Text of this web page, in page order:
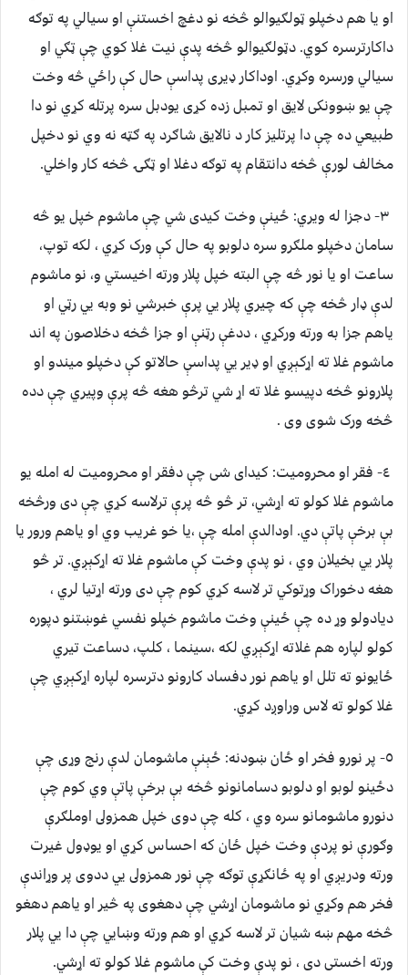
او يا هم دخپلو ټولګيوالو څخه نو دغچ اخستنې او سيالي په توګه
داکارترسره کوي. دټولګيوالو څخه پدې نيت غلا کوي چې ټګي او
سيالي ورسره وکړي. اوداکار ډيرى پداسې حال کې راځي څه وخت
چې يو ښوونکى لايق او تمبل زده کړى يودبل سره پرتله کړي نو دا
طبيعي ده چې دا پرتليز کار د نالايق شاګرد په ګټه نه وي نو دخپل
مخالف لورې څخه دانتقام په توګه دغلا او ټګۍ څخه کار واخلي.
٣- دجزا له ويري: ځينې وخت کيدى شي چې ماشوم خپل يو څه
سامان دخپلو ملګرو سره دلوبو په حال کې ورک کړي ، لکه توپ،
ساعت او يا نور څه چې البته خپل پلار ورته اخيستي و، نو ماشوم
لدې ډار څخه چې که چيري پلار يي پرې خبرشي نو وبه يي رټي او
ياهم جزا به ورته ورکړي ، ددغې رټنې او جزا څخه دخلاصون په اند
ماشوم غلا ته اړکېږي او ډير يي پداسې حالاتو کې دخپلو ميندو او
پلارونو څخه دپيسو غلا ته اړ شي ترڅو هغه څه پرې وپيري چې دده
څخه ورک شوى وى .
٤- فقر او محروميت: کيداى شى چې دفقر او محروميت له امله يو
ماشوم غلا کولو ته اړشي، تر څو څه پرې ترلاسه کړي چې دى ورڅخه
بې برخې پاتې دي. اودالدې امله چې ،يا خو غريب وي او ياهم ورور يا
پلار يي بخيلان وي ، نو پدې وخت کې ماشوم غلا ته اړکېږي. تر څو
هغه دخوراک وړتوکي تر لاسه کړي کوم چې دى ورته اړتيا لري ،
ديادولو وړ ده چې ځينې وخت ماشوم خپلو نفسي غوښتنو دپوره
کولو لپاره هم غلاته اړکېږي لکه ،سينما ، کلپ، دساعت تيري
ځايونو ته تلل او ياهم نور دفساد کارونو دترسره لپاره اړکېږي چې
غلا کولو ته لاس وراوږد کړي.
٥- پر نورو فخر او ځان ښودنه: ځېنې ماشومان لدې رنج وړى چې
دځينو لوبو او دلوبو دسامانونو څخه بې برخې پاتې وي کوم چې
دنورو ماشومانو سره وي ، کله چې دوى خپل همزولى اوملګرې
وګورې نو پردې وخت خپل ځان که احساس کړي او يوډول غيرت
ورته ودريږي او په ځانګړې توګه چې نور همزولى يي ددوى پر وړاندې
فخر هم وکړي نو ماشومان اړشي چې دهغوى په څير او ياهم دهغو
څخه مهم ښه شيان تر لاسه کړي او هم ورته وښايي چې دا يي پلار
ورته اخستى دى ، نو پدې وخت کې ماشوم غلا کولو ته اړشي.